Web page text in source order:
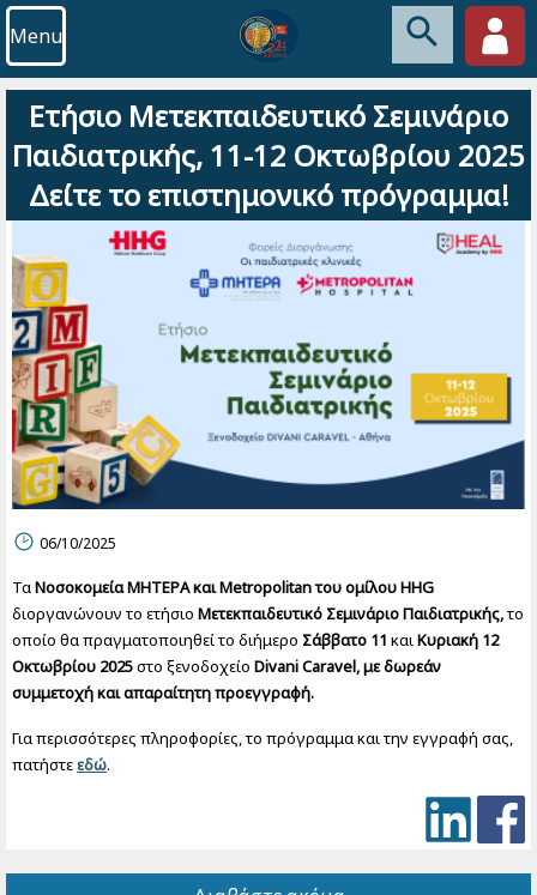
Menu
Ετήσιο Μετεκπαιδευτικό Σεμινάριο
Παιδιατρικής, 11-12 Οκτωβρίου 2025
Δείτε το επιστημονικό πρόγραμμα!
06/10/2025
Τα Νοσοκομεία ΜΗΤΕΡΑ και Metropolitan του ομίλου HHG
διοργανώνουν το ετήσιο Μετεκπαιδευτικό Σεμινάριο Παιδιατρικής,το
οποίο θα πραγματοποιηθεί το διήμερο Σάββατο 11 και Κυριακή 12
Οκτωβρίου 2025στο ξενοδοχείο Divani Caravel, με δωρεάν
συμμετοχή και απαραίτητη προεγγραφή.
Για περισσότερες πληροφορίες, το πρόγραμμα και την εγγραφή σας,
πατήστεεδώ.